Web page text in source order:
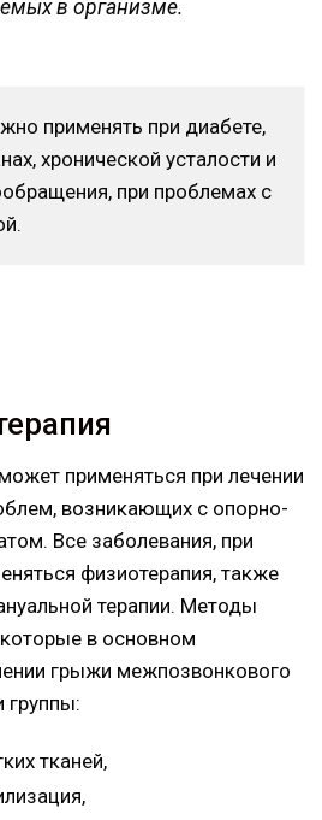
в организме.
применять при диабете,
хронической усталости и
при проблемах с
применяться при лечении
возникающих с опорно-
Все заболевания, при
физиотерапия, также
терапии. Методы
в основном
грыжи межпозвонкового
группы:
тканей,